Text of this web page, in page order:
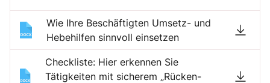
Wie Ihre Beschäftigten Umsetz- und
Hebehilfen sinnvoll einsetzen
Checkliste: Hier erkennen Sie
Tätigkeiten mit sicherem „Rücken-